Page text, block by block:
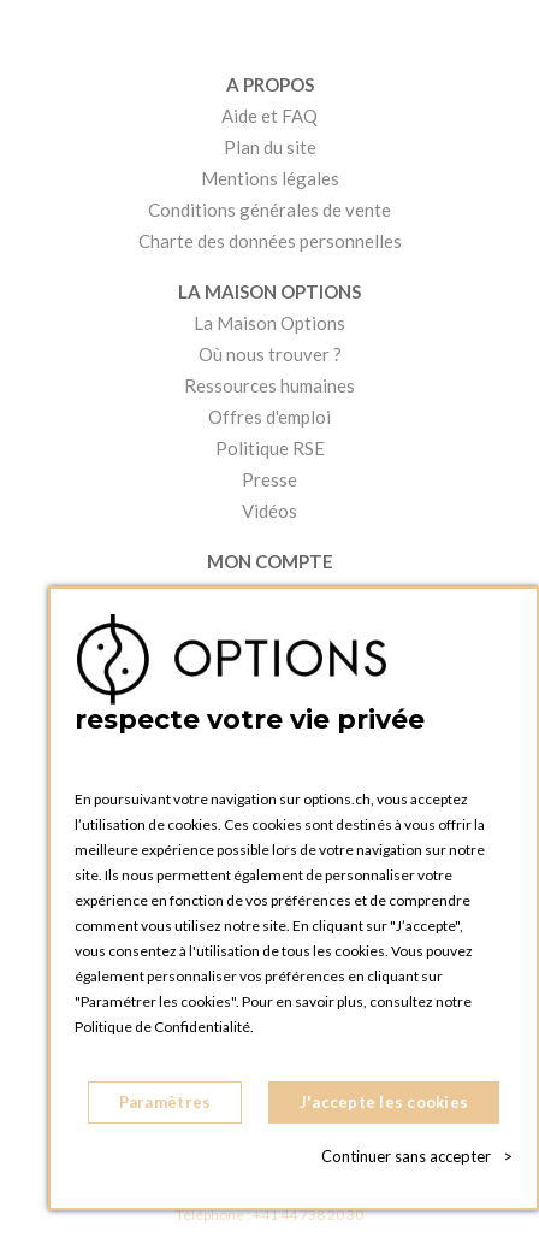
A PROPOS
Aide et FAQ
Plan du site
Mentions légales
Conditions générales de vente
Charte des données personnelles
LA MAISON OPTIONS
La Maison Options
Où nous trouver ?
Ressources humaines
Offres d'emploi
Politique RSE
Presse
Vidéos
MON COMPTE
Accéder à mon compte
Créer un compte
PRATIQUE
Catalogues et bons de commande
Tutoriels
OPTIONS GENÈVE
81, Route du Bois-des-Frères
1219 Le Lignon
SUISSE
OPTIONS ZURICH
Téléphone :+41 44 738 20 30
respecte votre vie privée
En poursuivant votre navigation sur options.ch, vous acceptez
l’utilisation de cookies. Ces cookies sont destinés à vous offrir la
meilleure expérience possible lors de votre navigation sur notre
site. Ils nous permettent également de personnaliser votre
expérience en fonction de vos préférences et de comprendre
comment vous utilisez notre site. En cliquant sur "J’accepte",
vous consentez à l'utilisation de tous les cookies. Vous pouvez
également personnaliser vos préférences en cliquant sur
"Paramétrer les cookies". Pour en savoir plus, consultez notre
Politique de Confidentialité.
Paramètres J'accepte les cookies
Continuer sans accepter >